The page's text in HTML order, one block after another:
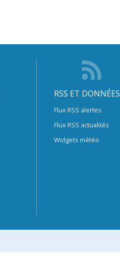
RSS ET DONNÉES
Flux RSS alertes
Flux RSS actualités
Widgets météo